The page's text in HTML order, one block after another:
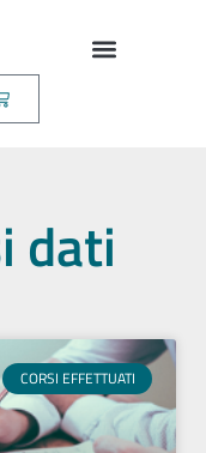
dati
CORSI EFFETTUATI